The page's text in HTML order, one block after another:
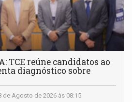
TCE reúne candidatos ao
diagnóstico sobre
de Agosto de 2026 às 08:15